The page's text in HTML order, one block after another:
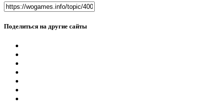
Поделиться на другие сайты